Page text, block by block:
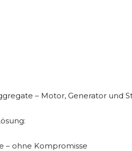
– Motor, Generator und
– ohne Kompromisse